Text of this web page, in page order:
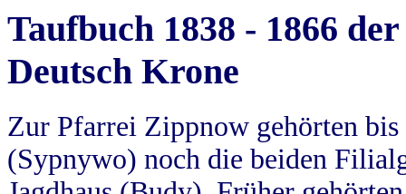
Taufbuch 1838 - 1866
Deutsch Krone
Zur Pfarrei Zippnow gehörten
(Sypnywo) noch die beiden